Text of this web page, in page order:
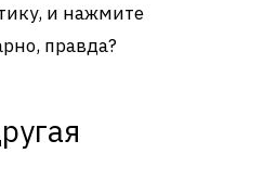
и нажмите
правда?